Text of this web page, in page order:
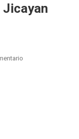
Jicayan
En